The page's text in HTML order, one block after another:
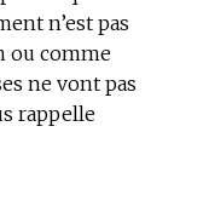
n’est pas
ou comme
ne vont pas
rappelle